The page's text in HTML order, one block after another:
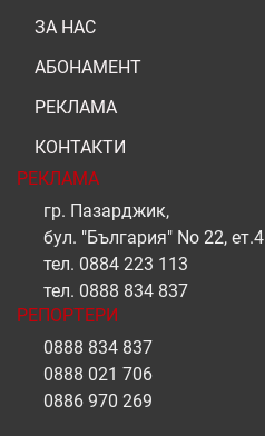
ЗА НАС
АБОНАМЕНТ
РЕКЛАМА
КОНТАКТИ
РЕКЛАМА
гр. Пазарджик,
бул. "България" No 22, ет.4
тел. 0884 223 113
тел. 0888 834 837
РЕПОРТЕРИ
0888 834 837
0888 021 706
0886 970 269